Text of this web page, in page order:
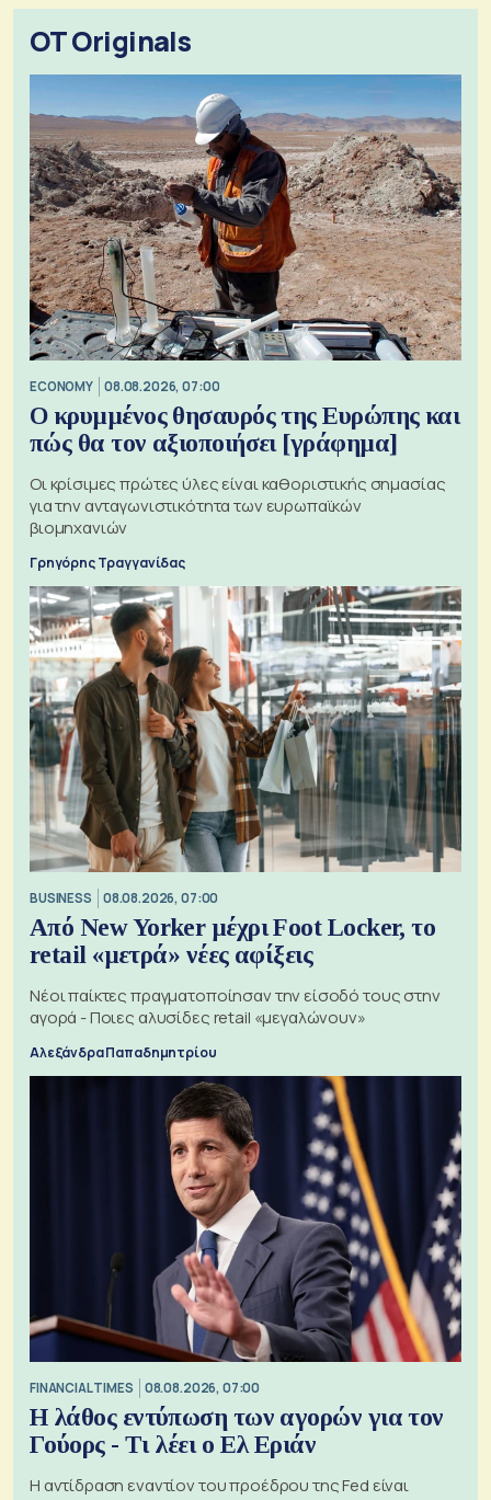
OT Originals
ECONOMY 08.08.2026, 07:00
Ο κρυμμένος θησαυρός της Ευρώπης και
πώς θα τον αξιοποιήσει [γράφημα]
Οι κρίσιμες πρώτες ύλες είναι καθοριστικής σημασίας
για την ανταγωνιστικότητα των ευρωπαϊκών
βιομηχανιών
Γρηγόρης Τραγγανίδας
BUSINESS 08.08.2026, 07:00
Από New Yorker μέχρι Foot Locker, το
retail «μετρά» νέες αφίξεις
Νέοι παίκτες πραγματοποίησαν την είσοδό τους στην
αγορά - Ποιες αλυσίδες retail «μεγαλώνουν»
Αλεξάνδρα Παπαδημητρίου
FINANCIAL TIMES 08.08.2026, 07:00
Η λάθος εντύπωση των αγορών για τον
Γούορς - Τι λέει ο Ελ Εριάν
Η αντίδραση εναντίον του προέδρου της Fed είναι